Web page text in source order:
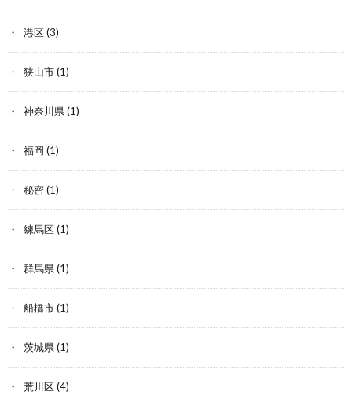
港区(3)
狭山市(1)
神奈川県(1)
福岡 (1)
秘密(1)
練馬区(1)
群馬県(1)
船橋市(1)
茨城県(1)
荒川区(4)